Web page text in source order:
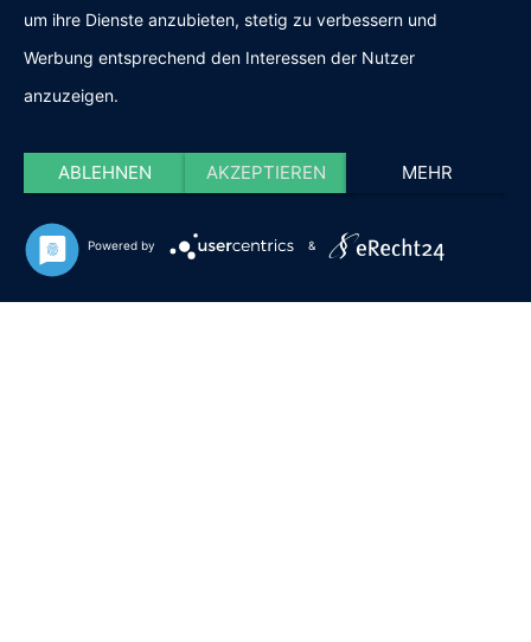
um ihre Dienste anzubieten, stetig zu verbessern und
Werbung entsprechend den Interessen der Nutzer
anzuzeigen.
ABLEHNEN AKZEPTIEREN MEHR
Powered by &